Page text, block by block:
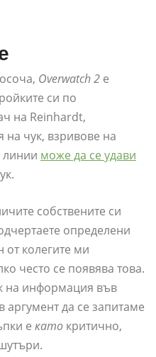
Overwatch 2 е
си по
на Reinhardt,
на чук, взривове на
линии може да се удави
собствените си
определени
от колегите ми
често се появява това.
на информация във
аргумент да се запитаме
е като критично,